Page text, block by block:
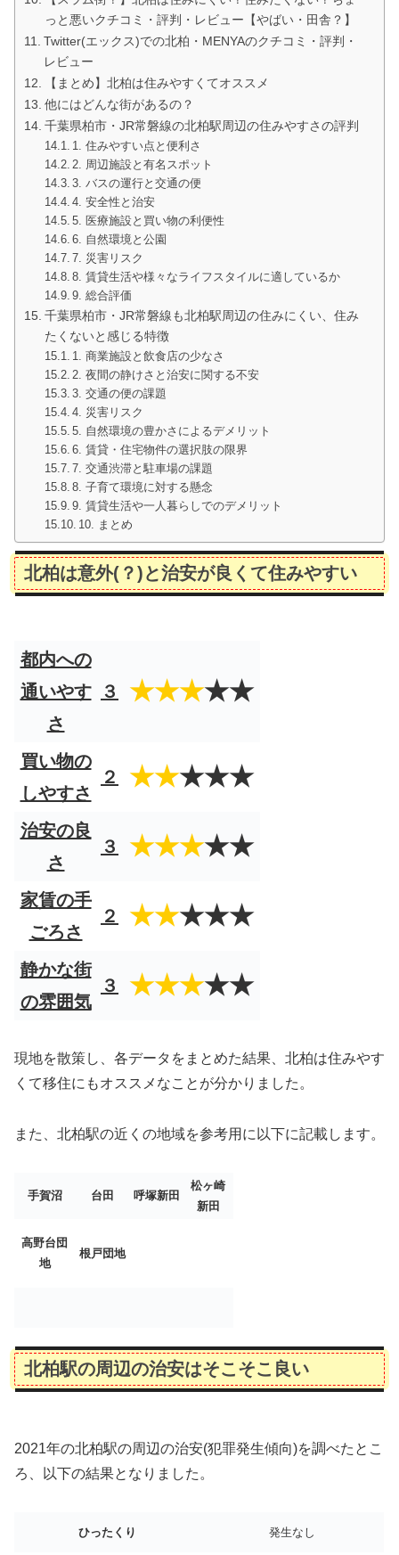
っと悪いクチコミ・評判・レビュー【やばい・田舎？】
Twitter(エックス)での北柏・MENYAのクチコミ・評判・
レビュー
【まとめ】北柏は住みやすくてオススメ
他にはどんな街があるの？
千葉県柏市・JR常磐線の北柏駅周辺の住みやすさの評判
1. 住みやすい点と便利さ
2. 周辺施設と有名スポット
3. バスの運行と交通の便
4. 安全性と治安
5. 医療施設と買い物の利便性
6. 自然環境と公園
7. 災害リスク
8. 賃貸生活や様々なライフスタイルに適しているか
9. 総合評価
千葉県柏市・JR常磐線も北柏駅周辺の住みにくい、住み
たくないと感じる特徴
1. 商業施設と飲食店の少なさ
2. 夜間の静けさと治安に関する不安
3. 交通の便の課題
4. 災害リスク
5. 自然環境の豊かさによるデメリット
6. 賃貸・住宅物件の選択肢の限界
7. 交通渋滞と駐車場の課題
8. 子育て環境に対する懸念
9. 賃貸生活や一人暮らしでのデメリット
10. まとめ
北柏は意外(？)と治安が良くて住みやすい
都内への
通いやす
さ
３ ★★★★★
買い物の
しやすさ
２ ★★★★★
治安の良
さ
３ ★★★★★
家賃の手
ごろさ
２ ★★★★★
静かな街
の雰囲気
３ ★★★★★
現地を散策し、各データをまとめた結果、北柏は住みやす
くて移住にもオススメなことが分かりました。
また、北柏駅の近くの地域を参考用に以下に記載します。
手賀沼 台田 呼塚新田
松ヶ崎
新田
高野台団
地
根戸団地
北柏駅の周辺の治安はそこそこ良い
2021年の北柏駅の周辺の治安(犯罪発生傾向)を調べたとこ
ろ、以下の結果となりました。
ひったくり 発生なし